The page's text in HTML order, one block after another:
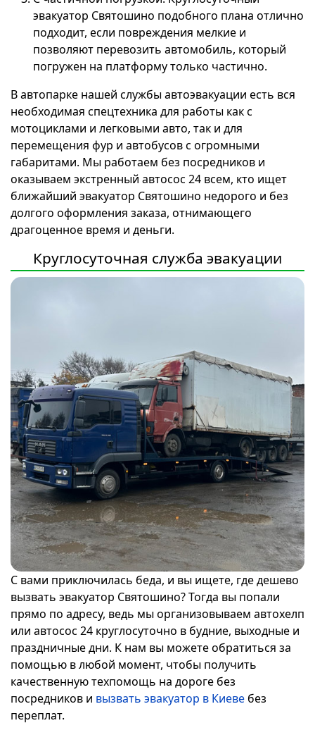
эвакуатор Святошино подобного плана отлично
подходит, если повреждения мелкие и
позволяют перевозить автомобиль, который
погружен на платформу только частично.
В автопарке нашей службы автоэвакуации есть вся
необходимая спецтехника для работы как с
мотоциклами и легковыми авто, так и для
перемещения фур и автобусов с огромными
габаритами. Мы работаем без посредников и
оказываем экстренный автосос 24 всем, кто ищет
ближайший эвакуатор Святошино недорого и без
долгого оформления заказа, отнимающего
драгоценное время и деньги.
Круглосуточная служба эвакуации
С вами приключилась беда, и вы ищете, где дешево
вызвать эвакуатор Святошино? Тогда вы попали
прямо по адресу, ведь мы организовываем автохелп
или автосос 24 круглосуточно в будние, выходные и
праздничные дни. К нам вы можете обратиться за
помощью в любой момент, чтобы получить
качественную техпомощь на дороге без
посредников и вызвать эвакуатор в Киеве без
переплат.